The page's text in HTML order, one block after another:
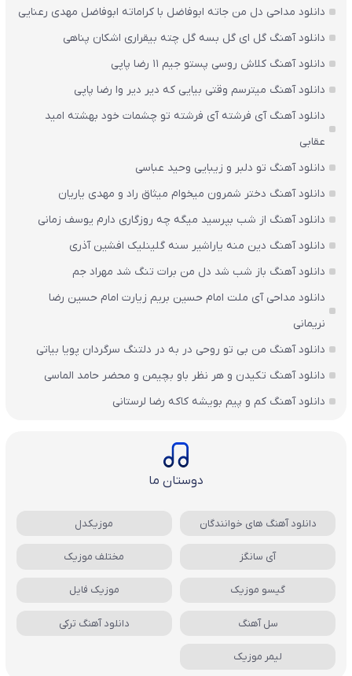
دانلود مداحی دل من جاته ابوفاضل با کراماته ابوفاضل مهدی رعنایی
دانلود آهنگ گل ای گل بسه گل چته بیقراری اشکان پناهی
دانلود آهنگ کلاش روسی پستو جیم ۱۱ رضا پاپی
دانلود آهنگ میترسم وقتی بیایی که دیر دیر وا رضا پاپی
دانلود آهنگ آی فرشته آی فرشته تو چشمات خود بهشته امید
عقابی
دانلود آهنگ تو دلبر و زیبایی وحید عباسی
دانلود آهنگ دختر شمرون میخوام میثاق راد و مهدی یاریان
دانلود آهنگ از شب بپرسید میگه چه روزگاری دارم یوسف زمانی
دانلود آهنگ دین منه یاراشیر سنه گلینلیک افشین آذری
دانلود آهنگ باز شب شد دل من برات تنگ شد مهراد جم
دانلود مداحی آی ملت امام حسین بریم زیارت امام حسین رضا
نریمانی
دانلود آهنگ من بی تو روحی در به در دلتنگ سرگردان پویا بیاتی
دانلود آهنگ تکیدن و هر نظر باو بچیمن و محضر حامد الماسی
دانلود آهنگ کم و پیم بویشه کاکه رضا لرستانی
دوستان ما
دانلود آهنگ های خوانندگان موزیکدل
آی سانگز مختلف موزیک
گیسو موزیک موزیک فایل
سل آهنگ دانلود آهنگ ترکی
لیمر موزیک